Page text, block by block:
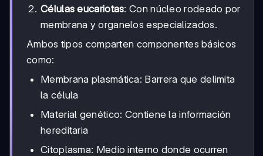
Células eucariotas: Con núcleo rodeado por
membrana y organelos especializados.
Ambos tipos comparten componentes básicos
como:
Membrana plasmática: Barrera que delimita
la célula
Material genético: Contiene la información
hereditaria
Citoplasma: Medio interno donde ocurren